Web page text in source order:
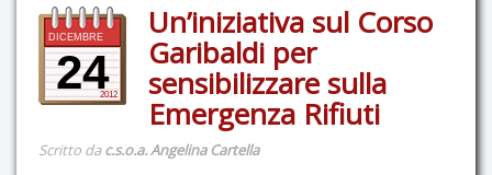
Comunicazione
Eventi
GAS Felce & Mirtillo
Ricostruiamo il Cartella!
DICEMBRE
242012
Un’iniziativa sul Corso
Garibaldi per
sensibilizzare sulla
Emergenza Rifiuti
Scritto dac.s.o.a. Angelina Cartella